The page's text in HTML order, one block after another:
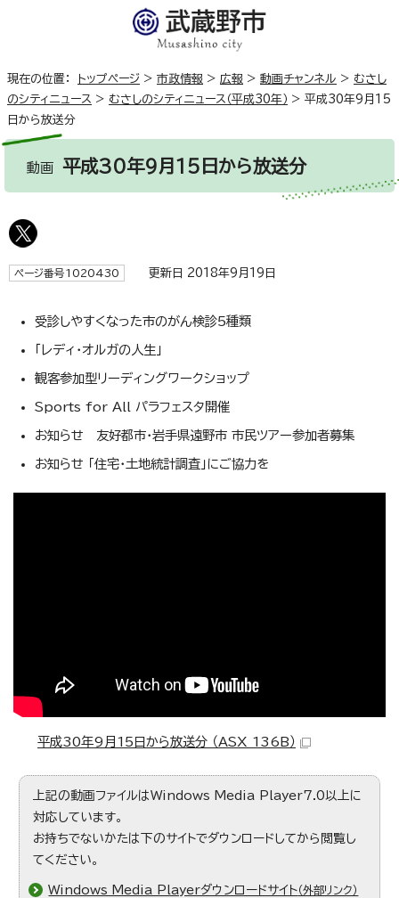
現在の位置： トップページ > 市政情報 > 広報 > 動画チャンネル > むさし
のシティニュース > むさしのシティニュース（平成30年） > 平成30年9月15
日から放送分
動画 平成30年9月15日から放送分
ページ番号1020430 更新日 2018年9月19日
受診しやすくなった市のがん検診5種類
「レディ・オルガの人生」
観客参加型リーディングワークショップ
Sports for All パラフェスタ開催
お知らせ 友好都市・岩手県遠野市 市民ツアー参加者募集
お知らせ 「住宅・土地統計調査」にご協力を
平成30年9月15日から放送分 （ASX 136B）
上記の動画ファイルはWindows Media Player7.0以上に
対応しています。
お持ちでないかたは下のサイトでダウンロードしてから閲覧し
てください。
Windows Media Playerダウンロードサイト（外部リンク）